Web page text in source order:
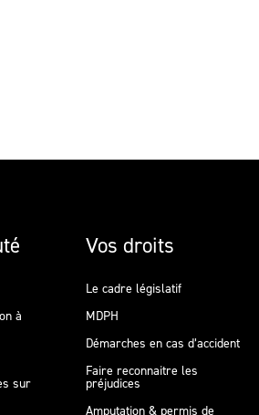
à
sur
Vos droits
Le cadre législatif
MDPH
Démarches en cas d’accident
Faire reconnaitre les
préjudices
Amputation & permis de